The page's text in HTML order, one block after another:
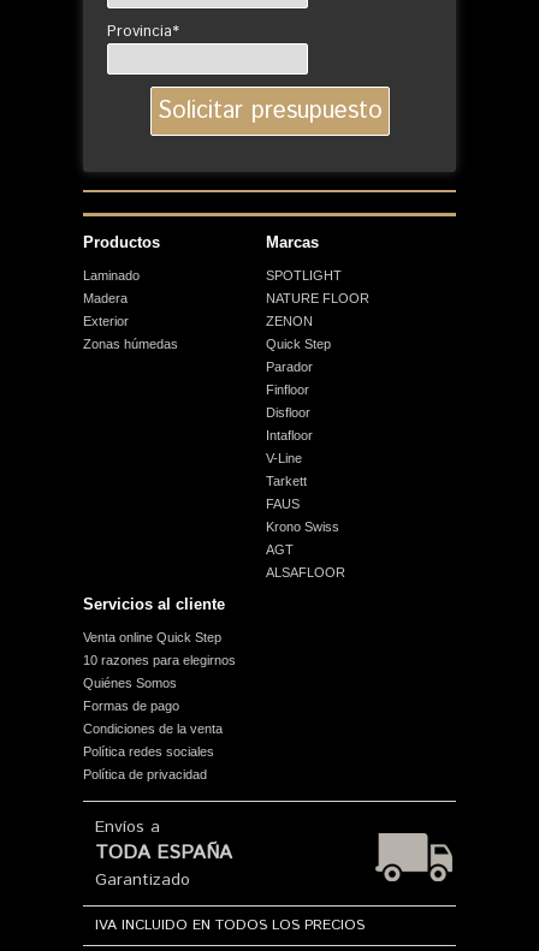
Provincia*
Productos
Laminado
Madera
Exterior
Zonas húmedas
Marcas
SPOTLIGHT
NATURE FLOOR
ZENON
Quick Step
Parador
Finfloor
Disfloor
Intafloor
V-Line
Tarkett
FAUS
Krono Swiss
AGT
ALSAFLOOR
Servicios al cliente
Venta online Quick Step
10 razones para elegirnos
Quiénes Somos
Formas de pago
Condiciones de la venta
Política redes sociales
Política de privacidad
Envíos a
TODA ESPAÑA
Garantizado
IVA INCLUIDO EN TODOS LOS PRECIOS